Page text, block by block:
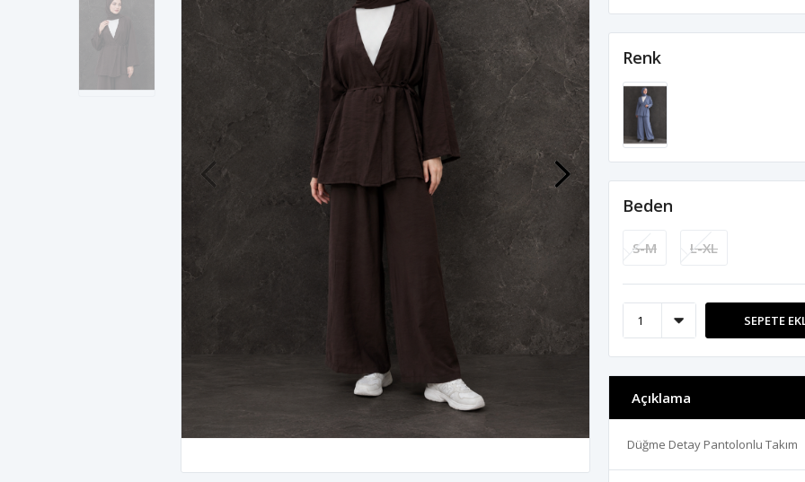
Renk
Beden
S-M L-XL
SEPETE
Açıklama
Düğme Detay Pantolonlu Takım